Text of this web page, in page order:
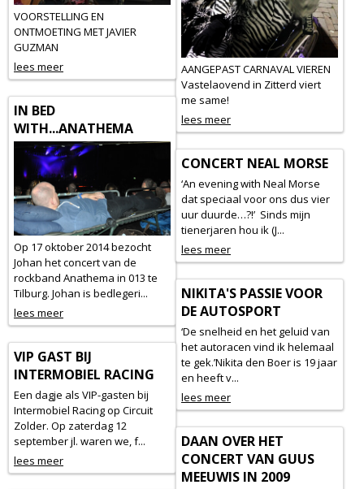
AANGEPAST CARNAVAL VIEREN
Vastelaovend in Zitterd viert
me same!
lees meer
VOORSTELLING EN
ONTMOETING MET JAVIER
GUZMAN
lees meer
IN BED
WITH...ANATHEMA
Op 17 oktober 2014 bezocht
Johan het concert van de
rockband Anathema in 013 te
Tilburg. Johan is bedlegeri...
lees meer
CONCERT NEAL MORSE
‘An evening with Neal Morse
dat speciaal voor ons dus vier
uur duurde…?!’ Sinds mijn
tienerjaren hou ik (J...
lees meer
NIKITA'S PASSIE VOOR
DE AUTOSPORT
‘De snelheid en het geluid van
het autoracen vind ik helemaal
te gek.’Nikita den Boer is 19 jaar
en heeft v...
lees meer
VIP GAST BIJ
INTERMOBIEL RACING
Een dagje als VIP-gasten bij
Intermobiel Racing op Circuit
Zolder. Op zaterdag 12
september jl. waren we, f...
lees meer
DAAN OVER HET
CONCERT VAN GUUS
MEEUWIS IN 2009